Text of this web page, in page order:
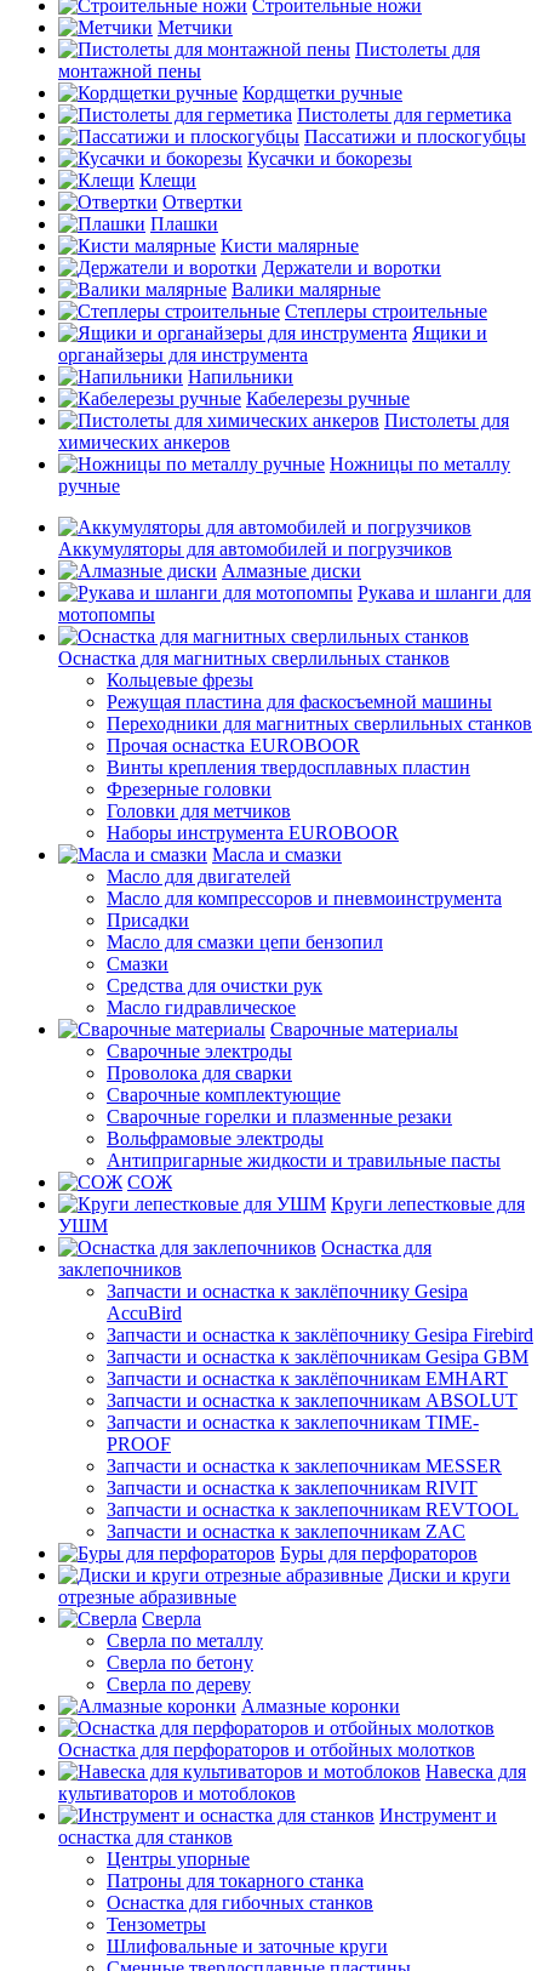
Строительные ножи
Метчики
Пистолеты для
монтажной пены
Кордщетки ручные
Пистолеты для герметика
Пассатижи и плоскогубцы
Кусачки и бокорезы
Клещи
Отвертки
Плашки
Кисти малярные
Держатели и воротки
Валики малярные
Степлеры строительные
Ящики и
органайзеры для инструмента
Напильники
Кабелерезы ручные
Пистолеты для
химических анкеров
Ножницы по металлу
ручные
Аккумуляторы для автомобилей и погрузчиков
Алмазные диски
Рукава и шланги для
мотопомпы
Оснастка для магнитных сверлильных станков
Кольцевые фрезы
Режущая пластина для фаскосъемной машины
Переходники для магнитных сверлильных станков
Прочая оснастка EUROBOOR
Винты крепления твердосплавных пластин
Фрезерные головки
Головки для метчиков
Наборы инструмента EUROBOOR
Масла и смазки
Масло для двигателей
Масло для компрессоров и пневмоинструмента
Присадки
Масло для смазки цепи бензопил
Смазки
Средства для очистки рук
Масло гидравлическое
Сварочные материалы
Сварочные электроды
Проволока для сварки
Сварочные комплектующие
Сварочные горелки и плазменные резаки
Вольфрамовые электроды
Антипригарные жидкости и травильные пасты
СОЖ
Круги лепестковые для
УШМ
Оснастка для
заклепочников
Запчасти и оснастка к заклёпочнику Gesipa
AccuBird
Запчасти и оснастка к заклёпочнику Gesipa Firebird
Запчасти и оснастка к заклёпочникам Gesipa GBM
Запчасти и оснастка к заклёпочникам EMHART
Запчасти и оснастка к заклепочникам ABSOLUT
Запчасти и оснастка к заклепочникам TIME-
PROOF
Запчасти и оснастка к заклепочникам MESSER
Запчасти и оснастка к заклепочникам RIVIT
Запчасти и оснастка к заклепочникам REVTOOL
Запчасти и оснастка к заклепочникам ZAC
Буры для перфораторов
Диски и круги
отрезные абразивные
Сверла
Сверла по металлу
Сверла по бетону
Сверла по дереву
Алмазные коронки
Оснастка для перфораторов и отбойных молотков
Навеска для
культиваторов и мотоблоков
Инструмент и
оснастка для станков
Центры упорные
Патроны для токарного станка
Оснастка для гибочных станков
Тензометры
Шлифовальные и заточные круги